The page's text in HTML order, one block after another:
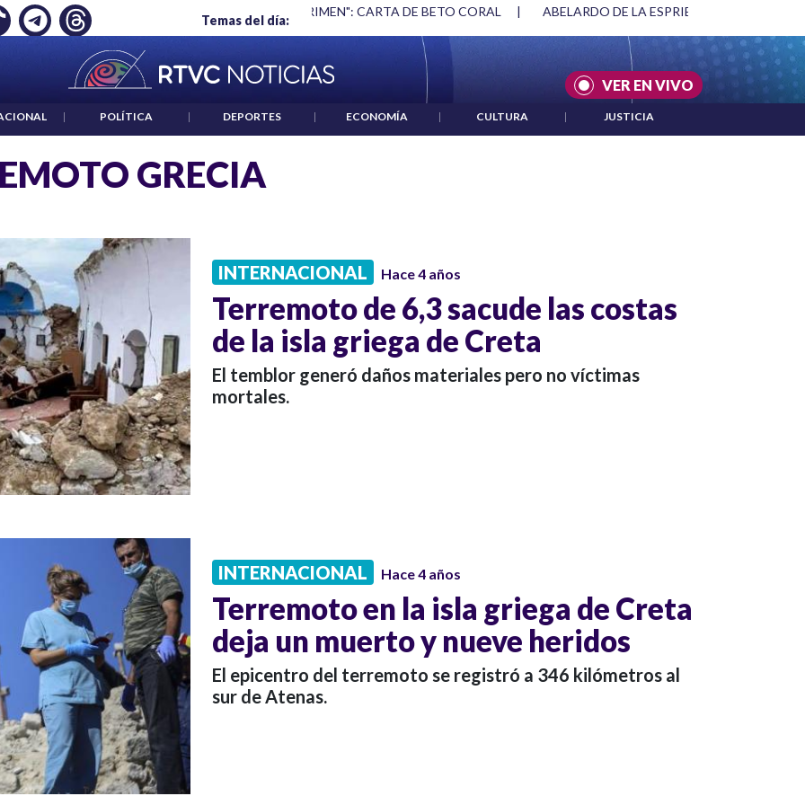
Temas del día:
EMPLEO: JP MORGAN "HABLAR NO ES UN CRIMEN": CARTA DE BETO CORAL | ABELARDO DE LA ESPRIELLA Y DMG
VER EN VIVO
| POLÍTICA | DEPORTES | ECONOMÍA | CULTURA | JUSTICIA
GRECIA
INTERNACIONAL Hace 4 años
Terremoto de 6,3 sacude las costas
de la isla griega de Creta
El temblor generó daños materiales pero no víctimas
mortales.
INTERNACIONAL Hace 4 años
Terremoto en la isla griega de Creta
deja un muerto y nueve heridos
El epicentro del terremoto se registró a 346 kilómetros al
sur de Atenas.